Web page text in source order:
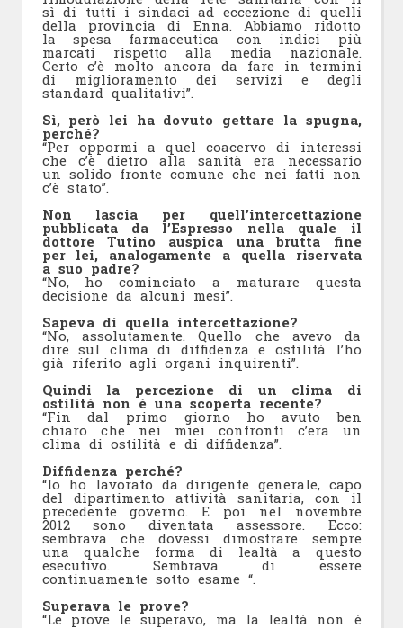
sì di tutti i sindaci ad eccezione di quelli
della provincia di Enna. Abbiamo ridotto
la spesa farmaceutica con indici più
marcati rispetto alla media nazionale.
Certo c’è molto ancora da fare in termini
di miglioramento dei servizi e degli
standard qualitativi”.
Sì, però lei ha dovuto gettare la spugna,
perché?
“Per oppormi a quel coacervo di interessi
che c’è dietro alla sanità era necessario
un solido fronte comune che nei fatti non
c’è stato”.
Non lascia per quell’intercettazione
pubblicata da l’Espresso nella quale il
dottore Tutino auspica una brutta fine
per lei, analogamente a quella riservata
a suo padre?
“No, ho cominciato a maturare questa
decisione da alcuni mesi”.
Sapeva di quella intercettazione?
“No, assolutamente. Quello che avevo da
dire sul clima di diffidenza e ostilità l’ho
già riferito agli organi inquirenti”.
Quindi la percezione di un clima di
ostilità non è una scoperta recente?
“Fin dal primo giorno ho avuto ben
chiaro che nei miei confronti c’era un
clima di ostilità e di diffidenza”.
Diffidenza perché?
“Io ho lavorato da dirigente generale, capo
del dipartimento attività sanitaria, con il
precedente governo. E poi nel novembre
2012 sono diventata assessore. Ecco:
sembrava che dovessi dimostrare sempre
una qualche forma di lealtà a questo
esecutivo. Sembrava di essere
continuamente sotto esame “.
Superava le prove?
“Le prove le superavo, ma la lealtà non è